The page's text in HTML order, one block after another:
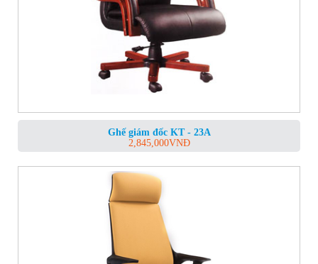
Ghế giám đốc KT - 23A
2,845,000VNĐ